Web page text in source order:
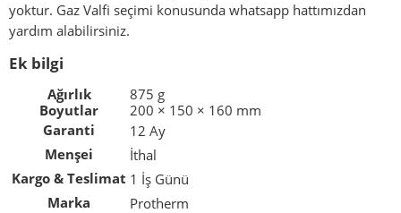
yoktur. Gaz Valfi seçimi konusunda whatsapp hattımızdan
yardım alabilirsiniz.
Ek bilgi
Ağırlık
875 g
Boyutlar
200 × 150 × 160 mm
Garanti
12 Ay
Menşei
İthal
Kargo & Teslimat 1 İş Günü
Marka
Protherm